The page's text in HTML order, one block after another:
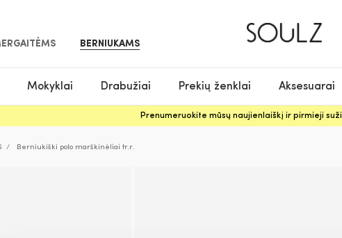
BERNIUKAMS
Mokyklai Drabužiai Prekių ženklai Aksesuarai
Prenumeruokite mūsų naujienlaiškį ir pirmieji
Berniukiški polo marškinėliai tr.r.